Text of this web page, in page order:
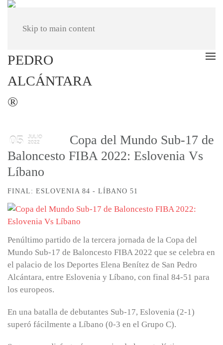
Skip to main content
05
JULIO
2022
Copa del Mundo Sub-17 de
Baloncesto FIBA ​​2022: Eslovenia Vs
Líbano
FINAL: ESLOVENIA 84 - LÍBANO 51
Penúltimo partido de la tercera jornada de la Copa del
Mundo Sub-17 de Baloncesto FIBA ​​2022 que se celebra en
el palacio de los Deportes Elena Benítez de San Pedro
Alcántara, entre Eslovenia y Líbano, con final 84-51 para
los europeos.
En una batalla de debutantes Sub-17, Eslovenia (2-1)
superó fácilmente a Líbano (0-3 en el Grupo C).